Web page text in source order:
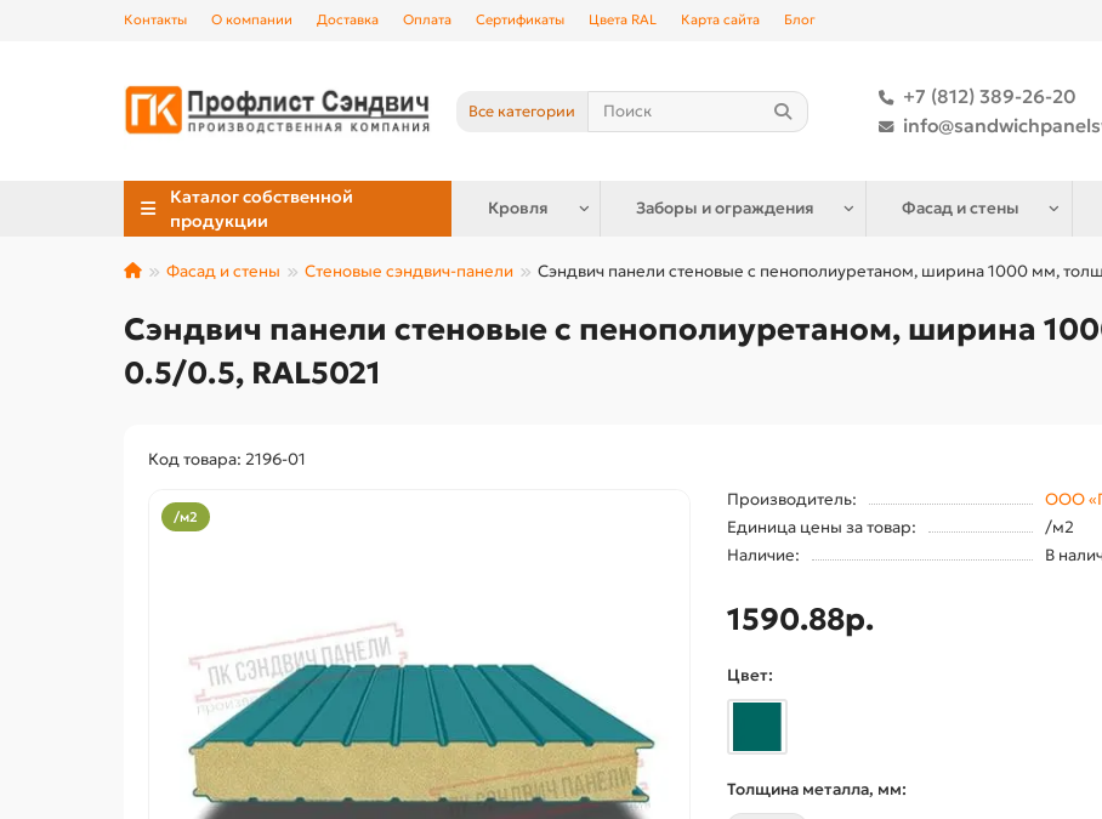
Контакты О компании Доставка Оплата Сертификаты Цвета RAL Карта сайта Блог
Все категории
+7 (812) 389-26-20
Каталог собственной
продукции
Кровля Заборы и ограждения Фасад и стены
Фасад и стены Стеновые сэндвич-панели Сэндвич панели стеновые с пенополиуретаном, ширина 1000 мм,
Сэндвич панели стеновые с пенополиуретаном, ширина
0.5/0.5, RAL5021
Код товара: 2196-01
/м2
Производитель:
ООО
Единица цены за товар:
/м2
Наличие:
В
1590.88р.
Цвет:
Толщина металла, мм: